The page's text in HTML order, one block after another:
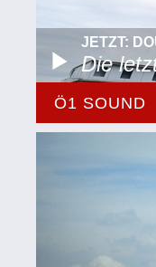
JETZT:
Die
Ö1 SOUND